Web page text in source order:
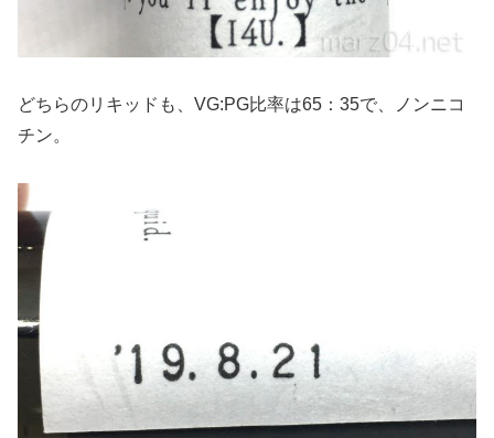
どちらのリキッドも、VG:PG比率は65：35で、ノンニコ
チン。